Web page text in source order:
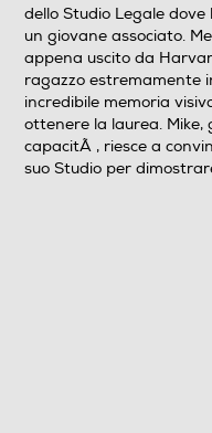
Pal
Area Geografica del
Area 2 (Europa/
N° di supporti
dello Studio Legale
un giovane associato.
appena uscito da
ragazzo estremamente
incredibile memoria
ottenere la laurea. Mike,
capacitÃ , riesce a
suo Studio per